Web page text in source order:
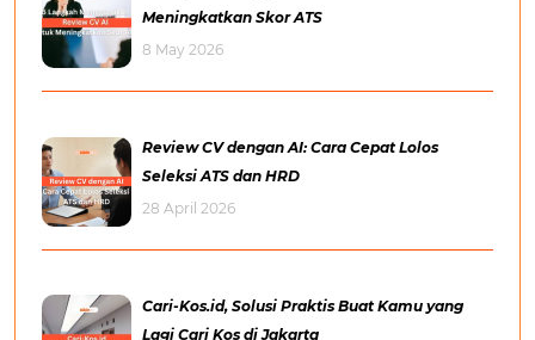
Meningkatkan Skor ATS
8 May 2026
Review CV dengan AI: Cara Cepat Lolos
Seleksi ATS dan HRD
28 April 2026
Cari-Kos.id, Solusi Praktis Buat Kamu yang
Lagi Cari Kos di Jakarta